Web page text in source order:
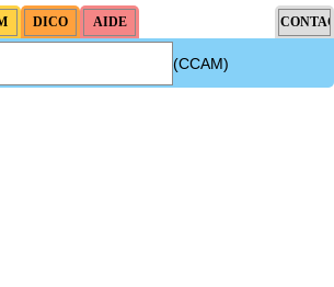
(CCAM)